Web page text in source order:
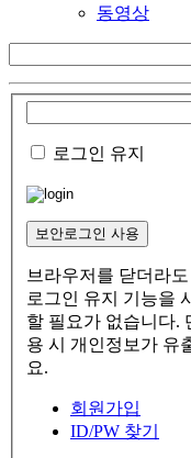
동영상
로그인 유지
보안로그인 사용
브라우저를 닫더라
로그인 유지 기능을
할 필요가 없습니다.
용 시 개인정보가 유
요.
회원가입
ID/PW 찾기